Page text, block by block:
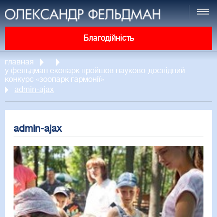
Благодійність
главная
у фельдман екопарк пройшов науково-дослідний
конкурс «зоопарк гармонії»
admin-ajax
admin-ajax